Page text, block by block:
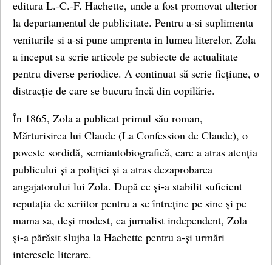
editura L.-C.-F. Hachette, unde a fost promovat ulterior
la departamentul de publicitate. Pentru a-si suplimenta
veniturile si a-si pune amprenta in lumea literelor, Zola
a inceput sa scrie articole pe subiecte de actualitate
pentru diverse periodice. A continuat să scrie ficțiune, o
distracție de care se bucura încă din copilărie.
În 1865, Zola a publicat primul său roman,
Mărturisirea lui Claude (La Confession de Claude), o
poveste sordidă, semiautobiografică, care a atras atenția
publicului și a poliției și a atras dezaprobarea
angajatorului lui Zola. După ce și-a stabilit suficient
reputația de scriitor pentru a se întreține pe sine și pe
mama sa, deși modest, ca jurnalist independent, Zola
și-a părăsit slujba la Hachette pentru a-și urmări
interesele literare.